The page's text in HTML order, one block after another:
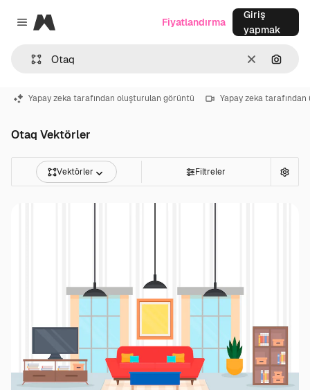
Close menu
Magnific
Temizlemek
Fiyatlandırma
Giriş
yapmak
Yapay zeka tarafından oluşturulan görüntü Yapay zeka
Otaq Vektörler
Vektörler Filtreler